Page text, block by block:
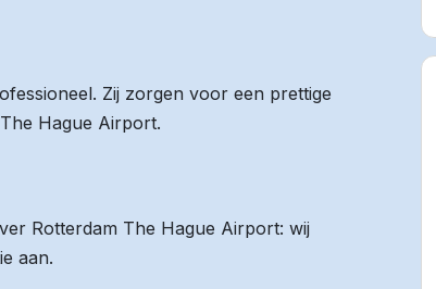
Zij zorgen voor een prettige
Hague Airport.
Rotterdam The Hague Airport: wij
aan.